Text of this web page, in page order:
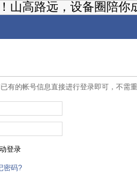
山高路远，设备圈陪你
有的帐号信息直接进行登录即可，不需
登录
密码?